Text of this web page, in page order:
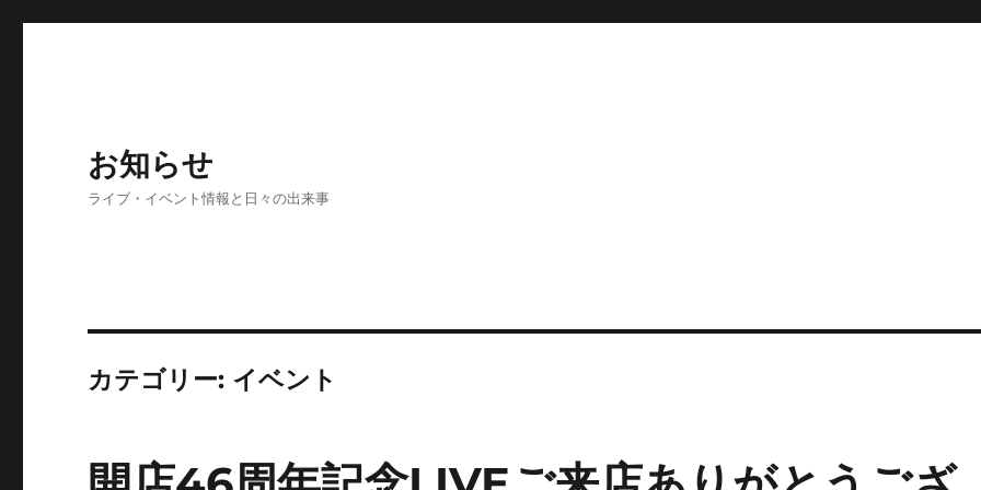
お知らせ
ライブ・イベント情報と日々の出来事
カテゴリー: イベント